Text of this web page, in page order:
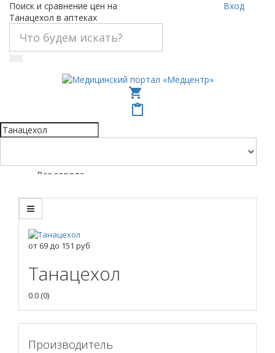
Поиск и сравнение цен на
Танацехол в аптеках
Вход
shopping_cart
content_paste
Все города
от 69до 151 руб
Танацехол
0.0(0)
Производитель